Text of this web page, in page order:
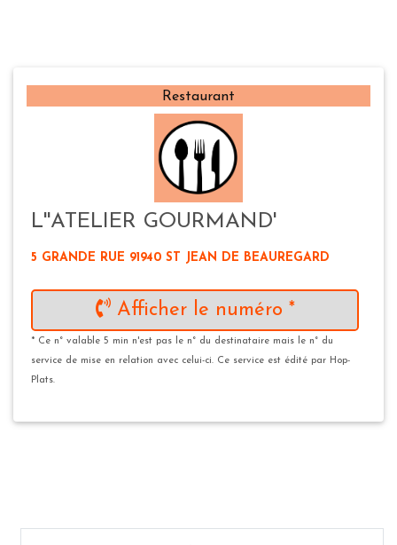
Restaurant
L''ATELIER GOURMAND'
5 GRANDE RUE 91940 ST JEAN DE BEAUREGARD
Afficher le numéro *
* Ce n° valable 5 min n'est pas le n° du destinataire mais le n° du
service de mise en relation avec celui-ci. Ce service est édité par Hop-
Plats.